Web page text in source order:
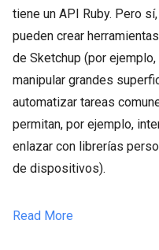
tiene un API Ruby. Pero
pueden crear
de Sketchup (por ejemplo,
manipular grandes
automatizar tareas
permitan, por ejemplo,
enlazar con librerías
de dispositivos).
Read More